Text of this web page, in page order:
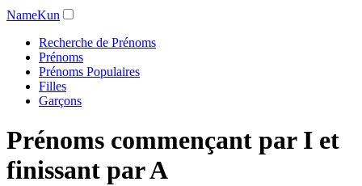
NameKun
Recherche de Prénoms
Prénoms
Prénoms Populaires
Filles
Garçons
Prénoms commençant par I et
finissant par A